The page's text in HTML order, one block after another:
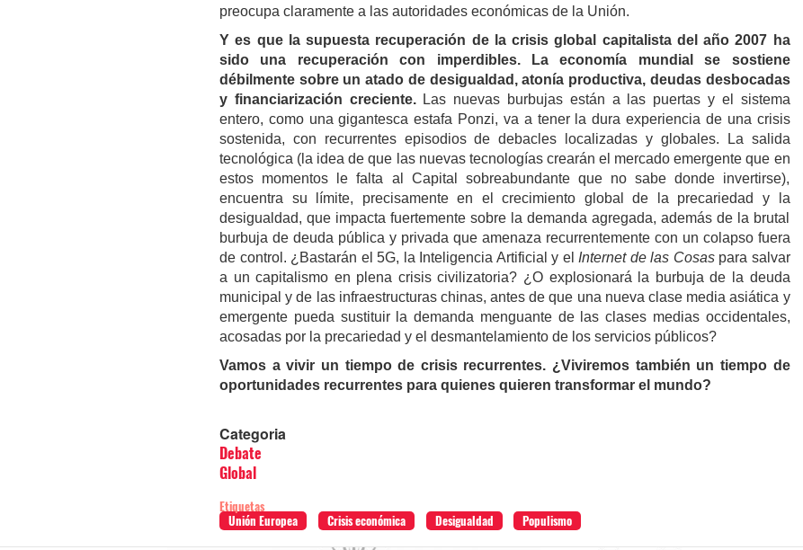
preocupa claramente a las autoridades económicas de la Unión.
Y es que la supuesta recuperación de la crisis global capitalista del año 2007 ha
sido una recuperación con imperdibles. La economía mundial se sostiene
débilmente sobre un atado de desigualdad, atonía productiva, deudas desbocadas
y financiarización creciente.Las nuevas burbujas están a las puertas y el sistema
entero, como una gigantesca estafa Ponzi, va a tener la dura experiencia de una crisis
sostenida, con recurrentes episodios de debacles localizadas y globales. La salida
tecnológica (la idea de que las nuevas tecnologías crearán el mercado emergente que en
estos momentos le falta al Capital sobreabundante que no sabe donde invertirse),
encuentra su límite, precisamente en el crecimiento global de la precariedad y la
desigualdad, que impacta fuertemente sobre la demanda agregada, además de la brutal
burbuja de deuda pública y privada que amenaza recurrentemente con un colapso fuera
de control. ¿Bastarán el 5G, la Inteligencia Artificial y el Internet de las Cosaspara salvar
a un capitalismo en plena crisis civilizatoria? ¿O explosionará la burbuja de la deuda
municipal y de las infraestructuras chinas, antes de que una nueva clase media asiática y
emergente pueda sustituir la demanda menguante de las clases medias occidentales,
acosadas por la precariedad y el desmantelamiento de los servicios públicos?
Vamos a vivir un tiempo de crisis recurrentes. ¿Viviremos también un tiempo de
oportunidades recurrentes para quienes quieren transformar el mundo?
Categoria
Debate
Global
Etiquetas
Unión Europea
Crisis económica Desigualdad Populismo